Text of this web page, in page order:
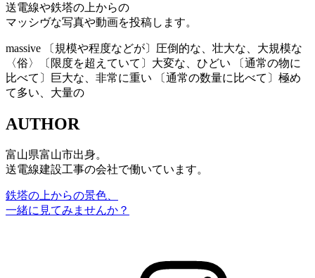
送電線や鉄塔の上からの
マッシヴな写真や動画を投稿します。
massive 〔規模や程度などが〕圧倒的な、壮大な、大規模な
〈俗〉〔限度を超えていて〕大変な、ひどい 〔通常の物に
比べて〕巨大な、非常に重い 〔通常の数量に比べて〕極め
て多い、大量の
AUTHOR
富山県富山市出身。
送電線建設工事の会社で働いています。
鉄塔の上からの景色、
一緒に見てみませんか？